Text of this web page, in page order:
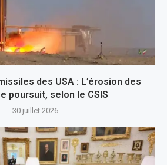
des USA : L’érosion des
poursuit, selon le CSIS
30 juillet 2026